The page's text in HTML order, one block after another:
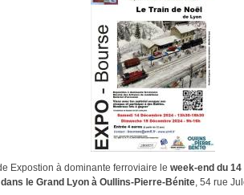
Expostion à dominante ferroviaire le week-end du
le Grand Lyon à Oullins-Pierre-Bénite, 54 rue